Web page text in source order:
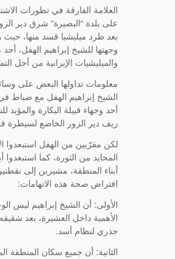
العلامة الفارقة في تطورات
على بلدة “البصيرة” شرق دير
بعد طرد ميليشيا قسد منها، حيث
وجهتها للشيخ إبراهيم الهفل،
والميليشيات الإيرانية من أجل
معلومات تداولها البعض على
الشيخ إبراهيم الهفل مع ضباط
أحد وجهاء قبيلة البكارة
ريف دير الزور الخاضع لسيطرة
لكن مقرّبين من الهفل استبعدوا
المحايد من الثورة، كما
أبناء المنطقة، مشيرين إلى
افتراض صحة هذه الاتهامات:
الأولى: أن الشيخ إبراهيم ليس
الأهمية داخل العشيرة، بعد
جذري لنظام أسد.
الثانية: أن جميع سكان المنطقة